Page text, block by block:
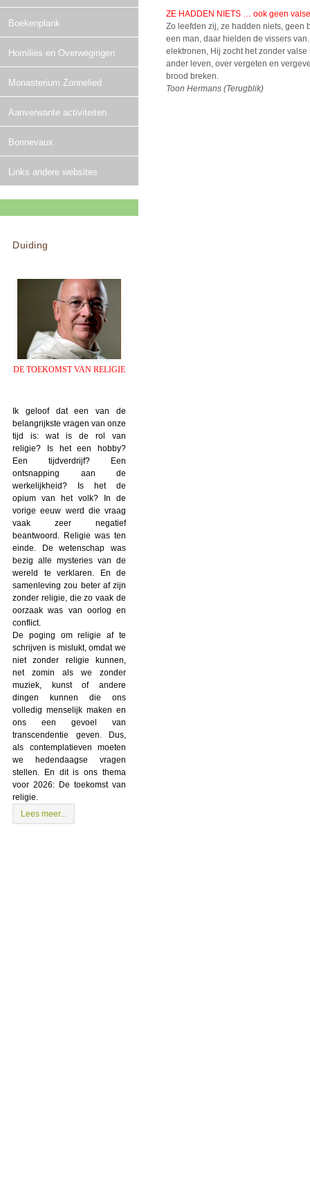
Boekenplank
Homilies en Overwegingen
Monasterium Zonnelied
Aanverwante activiteiten
Bonnevaux
Links andere websites
Duiding
DE TOEKOMST VAN RELIGIE
Ik geloof dat een van de
belangrijkste vragen van onze
tijd is: wat is de rol van
religie? Is het een hobby?
Een tijdverdrijf? Een
ontsnapping aan de
werkelijkheid? Is het de
opium van het volk? In de
vorige eeuw werd die vraag
vaak zeer negatief
beantwoord. Religie was ten
einde. De wetenschap was
bezig alle mysteries van de
wereld te verklaren. En de
samenleving zou beter af zijn
zonder religie, die zo vaak de
oorzaak was van oorlog en
conflict.
De poging om religie af te
schrijven is mislukt, omdat we
niet zonder religie kunnen,
net zomin als we zonder
muziek, kunst of andere
dingen kunnen die ons
volledig menselijk maken en
ons een gevoel van
transcendentie geven. Dus,
als contemplatieven moeten
we hedendaagse vragen
stellen. En dit is ons thema
voor 2026: De toekomst van
religie.
Lees meer...
ZE HADDEN NIETS … ook geen
Zo leefden zij, ze hadden niets, geen
een man, daar hielden de vissers
elektronen, Hij zocht het zonder
ander leven, over vergeten en
brood breken.
Toon Hermans (Terugblik)